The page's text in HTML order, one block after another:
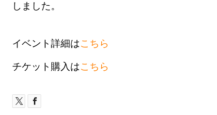
しました。
イベント詳細はこちら
チケット購入はこちら